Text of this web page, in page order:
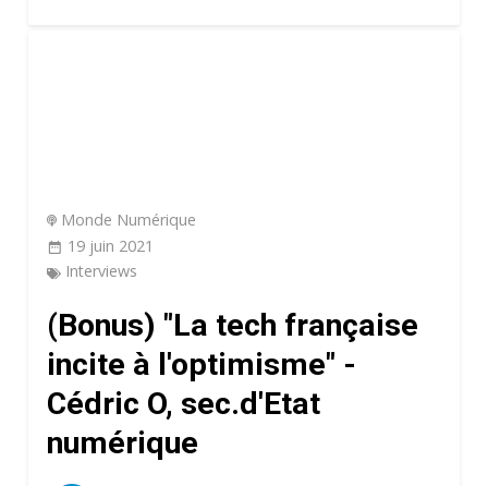
Monde Numérique
19 juin 2021
Interviews
(Bonus) "La tech française
incite à l'optimisme" -
Cédric O, sec.d'Etat
numérique